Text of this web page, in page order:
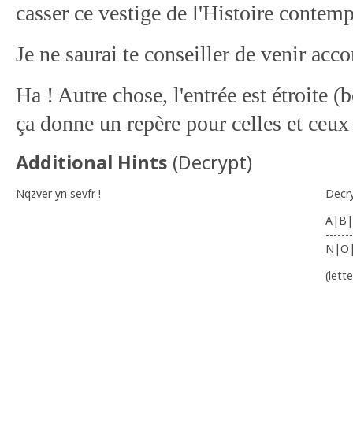
casser ce vestige de l'Histoire
Je ne saurai te conseiller de venir
Ha ! Autre chose, l'entrée est étroite
ça donne un repère pour celles et
Additional Hints (Decrypt)
Nqzver yn sevfr !